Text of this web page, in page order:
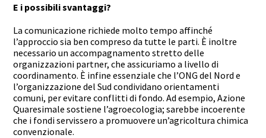
E i possibili svantaggi?
La comunicazione richiede molto tempo affinché
l’approccio sia ben compreso da tutte le parti. È inoltre
necessario un accompagnamento stretto delle
organizzazioni partner, che assicuriamo a livello di
coordinamento. È infine essenziale che l’ONG del Nord e
l’organizzazione del Sud condividano orientamenti
comuni, per evitare conflitti di fondo. Ad esempio, Azione
Quaresimale sostiene l’agroecologia; sarebbe incoerente
che i fondi servissero a promuovere un’agricoltura chimica
convenzionale.